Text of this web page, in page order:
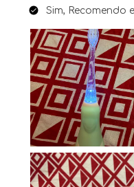
Sim, Recomendo